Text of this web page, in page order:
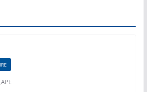
APE